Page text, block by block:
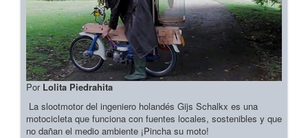
Por Lolita Piedrahita
La slootmotor del ingeniero holandés Gijs Schalkx es una
motocicleta que funciona con fuentes locales, sostenibles y que
no dañan el medio ambiente ¡Pincha su moto!